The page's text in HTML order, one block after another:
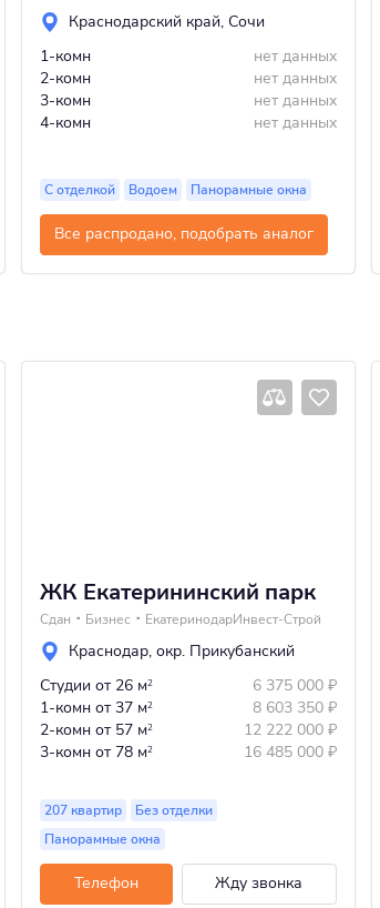
Краснодарский край, Сочи
1-комн
нет данных
2-комн
нет данных
3-комн
нет данных
4-комн
нет данных
С отделкой Водоем Панорамные окна
Все распродано, подобрать аналог
ЖК Екатерининский парк
Сдан Бизнес ЕкатеринодарИнвест-Строй
Краснодар, окр. Прикубанский
Студии от 26 м2 6 375 000 ₽
1-комн от 37 м2 8 603 350 ₽
2-комн от 57 м2 12 222 000 ₽
3-комн от 78 м2 16 485 000 ₽
207 квартир
Без отделки
Панорамные окна
Телефон Жду звонка